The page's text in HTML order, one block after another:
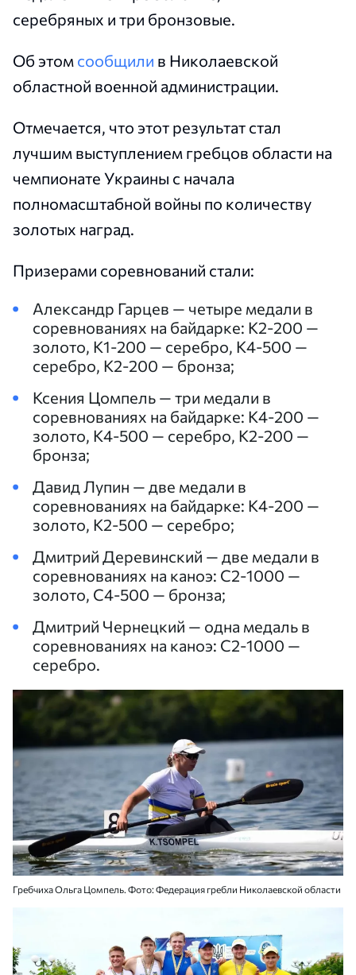
серебряных и три бронзовые.
Об этом сообщили в Николаевской
областной военной администрации.
Отмечается, что этот результат стал
лучшим выступлением гребцов области на
чемпионате Украины с начала
полномасштабной войны по количеству
золотых наград.
Призерами соревнований стали:
Александр Гарцев — четыре медали в
соревнованиях на байдарке: К2-200 —
золото, К1-200 — серебро, К4-500 —
серебро, К2-200 — бронза;
Ксения Цомпель — три медали в
соревнованиях на байдарке: К4-200 —
золото, К4-500 — серебро, К2-200 —
бронза;
Давид Лупин — две медали в
соревнованиях на байдарке: К4-200 —
золото, К2-500 — серебро;
Дмитрий Деревинский — две медали в
соревнованиях на каноэ: С2-1000 —
золото, С4-500 — бронза;
Дмитрий Чернецкий — одна медаль в
соревнованиях на каноэ: С2-1000 —
серебро.
Гребчиха Ольга Цомпель. Фото: Федерация гребли Николаевской области